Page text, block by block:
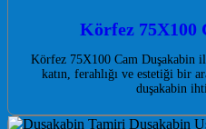
Körfez 75X100
Körfez 75X100 Cam Duşakabin
katın, ferahlığı ve estetiği bir
duşakabin